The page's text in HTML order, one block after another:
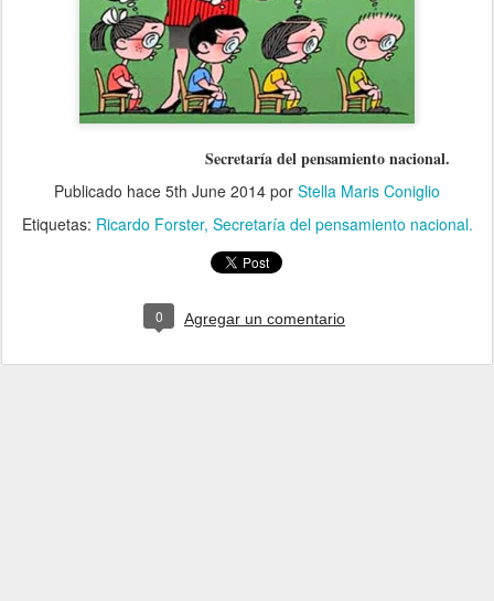
Secretaría del pensamiento nacional.
Publicado hace 5th June 2014 por Stella Maris Coniglio
Etiquetas: Ricardo Forster Secretaría del pensamiento nacional.
0 Agregar un comentario